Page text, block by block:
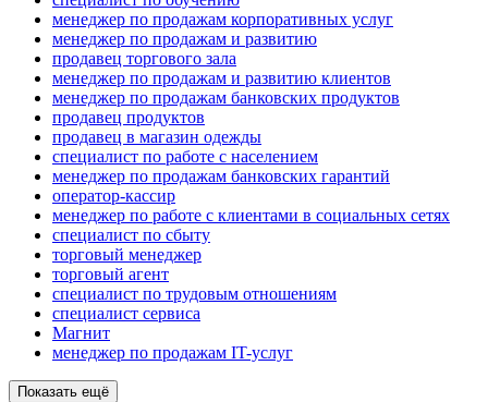
менеджер по продажам корпоративных услуг
менеджер по продажам и развитию
продавец торгового зала
менеджер по продажам и развитию клиентов
менеджер по продажам банковских продуктов
продавец продуктов
продавец в магазин одежды
специалист по работе с населением
менеджер по продажам банковских гарантий
оператор-кассир
менеджер по работе с клиентами в социальных сетях
специалист по сбыту
торговый менеджер
торговый агент
специалист по трудовым отношениям
специалист сервиса
Магнит
менеджер по продажам IT-услуг
Показать ещё